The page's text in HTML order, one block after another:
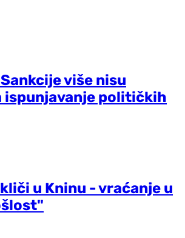
više nisu
ispunjavanje političkih
u Kninu - vraćanje u